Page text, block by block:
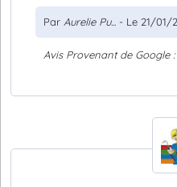
Par Aurelie Pu... - Le 21/01/
Avis Provenant de Google :